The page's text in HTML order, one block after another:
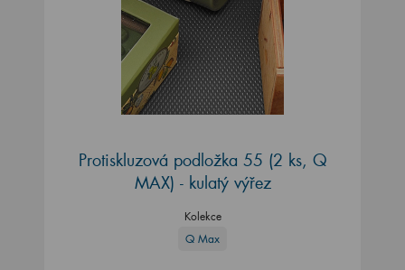
Protiskluzová podložka 55 (2 ks, Q
MAX) - kulatý výřez
Kolekce
Q Max